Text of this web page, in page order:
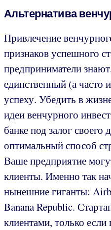
Альтернатива
Привлечение
признаков успешного
предприниматели
единственный (а часто
успеху. Убедить в
идеи венчурного
банке под залог
оптимальный способ
Ваше предприятие
клиенты. Именно так
нынешние гиганты:
Banana Republic.
клиентами, только